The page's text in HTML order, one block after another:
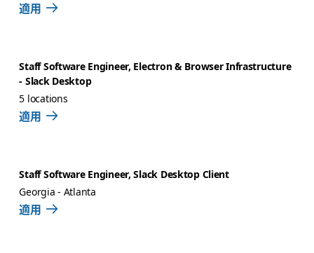
適用
Staff Software Engineer, Electron & Browser Infrastructure
- Slack Desktop
5 locations
適用
Staff Software Engineer, Slack Desktop Client
Georgia - Atlanta
適用